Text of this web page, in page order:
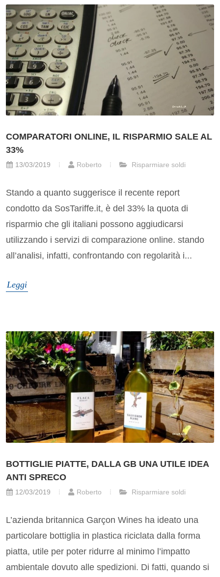
COMPARATORI ONLINE, IL RISPARMIO SALE AL
33%
13/03/2019 Roberto Risparmiare soldi
Stando a quanto suggerisce il recente report
condotto da SosTariffe.it, è del 33% la quota di
risparmio che gli italiani possono aggiudicarsi
utilizzando i servizi di comparazione online. stando
all’analisi, infatti, confrontando con regolarità i...
Leggi
BOTTIGLIE PIATTE, DALLA GB UNA UTILE IDEA
ANTI SPRECO
12/03/2019 Roberto Risparmiare soldi
L’azienda britannica Garçon Wines ha ideato una
particolare bottiglia in plastica riciclata dalla forma
piatta, utile per poter ridurre al minimo l’impatto
ambientale dovuto alle spedizioni. Di fatti, quando si